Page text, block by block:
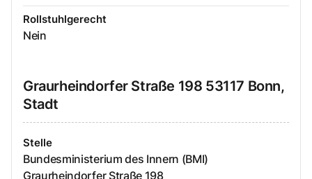
Rollstuhlgerecht
Nein
Graurheindorfer Straße 198 53117 Bonn,
Stadt
Stelle
Bundesministerium des Innern (BMI)
Graurheindorfer Straße 198